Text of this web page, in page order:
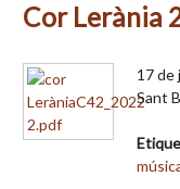
Cor Lerània
17 de
Sant